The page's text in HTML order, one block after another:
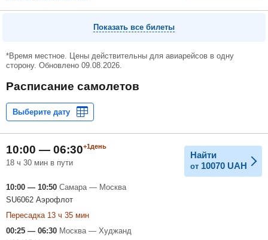
Показать все билеты
*Время местное. Цены действительны для авиарейсов в одну
сторону. Обновлено 09.08.2026.
Расписание самолетов
10:00 — 06:30+1день
18 ч 30 мин в пути
Найти
от 10070 UAH
10:00 — 10:50 Самара — Москва
SU6062 Аэрофлот
Пересадка 13 ч 35 мин
00:25 — 06:30 Москва — Худжанд